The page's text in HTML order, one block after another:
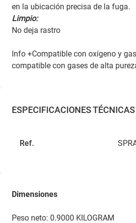
en la ubicación precisa de la fuga.
Limpio:
No deja rastro
Info +Compatible con oxígeno y
compatible con gases de alta
ESPECIFICACIONES TÉCNICAS
Ref.
Dimensiones
Peso neto: 0.9000 KILOGRAM